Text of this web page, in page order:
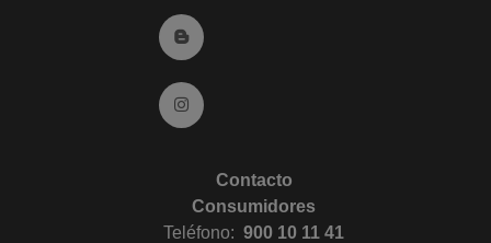
Ir al Blog (abre en ventana nueva)
Ir a Instagram (abre en ventana nueva)
Contacto
Consumidores
Teléfono: 900 10 11 41